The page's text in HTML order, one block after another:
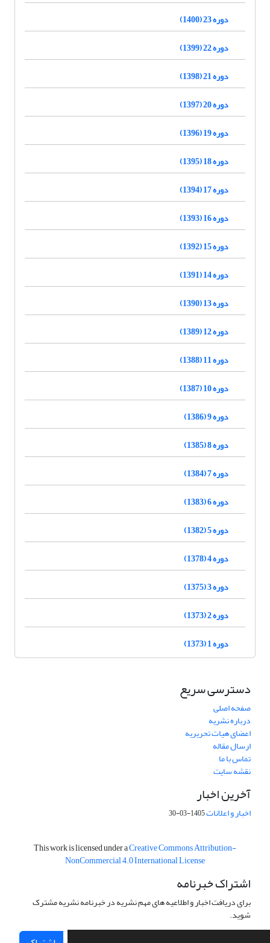
دوره 23 (1400)
دوره 22 (1399)
دوره 21 (1398)
دوره 20 (1397)
دوره 19 (1396)
دوره 18 (1395)
دوره 17 (1394)
دوره 16 (1393)
دوره 15 (1392)
دوره 14 (1391)
دوره 13 (1390)
دوره 12 (1389)
دوره 11 (1388)
دوره 10 (1387)
دوره 9 (1386)
دوره 8 (1385)
دوره 7 (1384)
دوره 6 (1383)
دوره 5 (1382)
دوره 4 (1378)
دوره 3 (1375)
دوره 2 (1373)
دوره 1 (1373)
دسترسی سریع
صفحه اصلی
درباره نشریه
اعضای هیات تحریریه
ارسال مقاله
تماس با ما
نقشه سایت
آخرین اخبار
اخبار و اعلانات1405-03-30
This work is licensed under aCreative Commons Attribution-
NonCommercial 4.0 International License
اشتراک خبرنامه
برای دریافت اخبار و اطلاعیه های مهم نشریه در خبرنامه نشریه مشترک
شوید.